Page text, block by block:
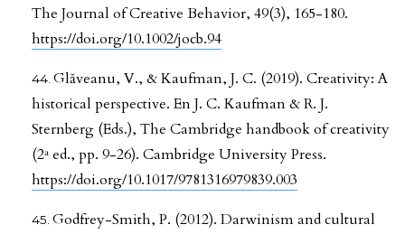
The Journal of Creative Behavior, 49(3), 165-180.
https://doi.org/10.1002/jocb.94
Glăveanu, V., & Kaufman, J. C. (2019). Creativity: A
historical perspective. En J. C. Kaufman & R. J.
Sternberg (Eds.), The Cambridge handbook of creativity
(2ª ed., pp. 9-26). Cambridge University Press.
https://doi.org/10.1017/9781316979839.003
Godfrey-Smith, P. (2012). Darwinism and cultural